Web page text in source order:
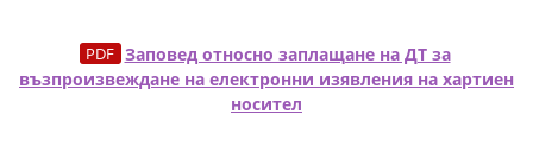
Заповед относно заплащане на ДТ за
възпроизвеждане на електронни изявления на хартиен
носител